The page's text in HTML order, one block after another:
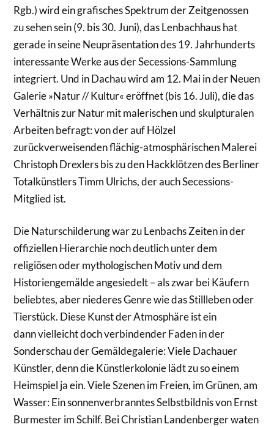
Rgb.) wird ein grafisches Spektrum der Zeitgenossen
zu sehen sein (9. bis 30. Juni), das Lenbachhaus hat
gerade in seine Neupräsentation des 19. Jahrhunderts
interessante Werke aus der Secessions-Sammlung
integriert. Und in Dachau wird am 12. Mai in der Neuen
Galerie »Natur // Kultur« eröffnet (bis 16. Juli), die das
Verhältnis zur Natur mit malerischen und skulpturalen
Arbeiten befragt: von der auf Hölzel
zurückverweisenden flächig-atmosphärischen Malerei
Christoph Drexlers bis zu den Hackklötzen des Berliner
Totalkünstlers Timm Ulrichs, der auch Secessions-
Mitglied ist.
Die Naturschilderung war zu Lenbachs Zeiten in der
offiziellen Hierarchie noch deutlich unter dem
religiösen oder mythologischen Motiv und dem
Historiengemälde angesiedelt – als zwar bei Käufern
beliebtes, aber niederes Genre wie das Stillleben oder
Tierstück. Diese Kunst der Atmosphäre ist ein
dann vielleicht doch verbindender Faden in der
Sonderschau der Gemäldegalerie: Viele Dachauer
Künstler, denn die Künstlerkolonie lädt zu so einem
Heimspiel ja ein. Viele Szenen im Freien, im Grünen, am
Wasser: Ein sonnenverbranntes Selbstbildnis von Ernst
Burmester im Schilf. Bei Christian Landenberger waten